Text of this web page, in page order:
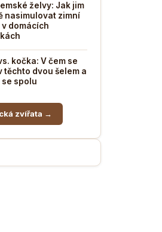
želvy: Jak jim
nasimulovat zimní
domácích
kočka: V čem se
těchto dvou šelem a
spolu
zvířata →